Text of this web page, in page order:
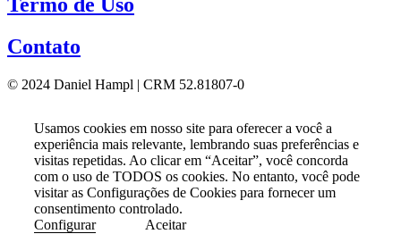
Termo de Uso
Contato
© 2024 Daniel Hampl | CRM 52.81807-0
Usamos cookies em nosso site para oferecer a você a
experiência mais relevante, lembrando suas preferências e
visitas repetidas. Ao clicar em “Aceitar”, você concorda
com o uso de TODOS os cookies. No entanto, você pode
visitar as Configurações de Cookies para fornecer um
consentimento controlado.
Configurar
Aceitar